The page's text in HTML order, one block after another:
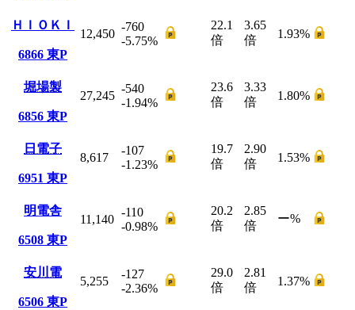
ＨＩＯＫＩ
6866 東P
12,450
-760
-5.75%
22.1
倍
3.65
倍
1.93%
堀場製
6856 東P
27,245
-540
-1.94%
23.6
倍
3.33
倍
1.80%
日電子
6951 東P
8,617
-107
-1.23%
19.7
倍
2.90
倍
1.53%
明電舎
6508 東P
11,140
-110
-0.98%
20.2
倍
2.85
倍
ー%
安川電
6506 東P
5,255
-127
-2.36%
29.0
倍
2.81
倍
1.37%